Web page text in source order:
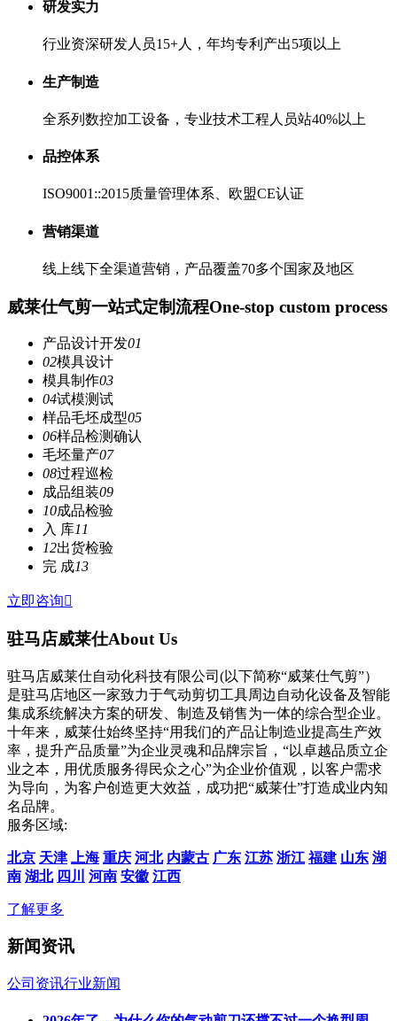
研发实力
行业资深研发人员15+人，年均专利产出5项以上
生产制造
全系列数控加工设备，专业技术工程人员站40%以上
品控体系
ISO9001::2015质量管理体系、欧盟CE认证
营销渠道
线上线下全渠道营销，产品覆盖70多个国家及地区
威莱仕气剪一站式定制流程One-stop custom process
产品设计开发01
02模具设计
模具制作03
04试模测试
样品毛坯成型05
06样品检测确认
毛坯量产07
08过程巡检
成品组装09
10成品检验
入 库11
12出货检验
完 成13
立即咨询
驻马店威莱仕About Us
驻马店威莱仕自动化科技有限公司(以下简称“威莱仕气剪”）
是驻马店地区一家致力于气动剪切工具周边自动化设备及智能
集成系统解决方案的研发、制造及销售为一体的综合型企业。
十年来，威莱仕始终坚持“用我们的产品让制造业提高生产效
率，提升产品质量”为企业灵魂和品牌宗旨，“以卓越品质立企
业之本，用优质服务得民众之心”为企业价值观，以客户需求
为导向，为客户创造更大效益，成功把“威莱仕”打造成业内知
名品牌。
服务区域:
北京 天津 上海 重庆 河北 内蒙古 广东 江苏 浙江 福建 山东 湖
南 湖北 四川 河南 安徽 江西
了解更多
新闻资讯
公司资讯行业新闻